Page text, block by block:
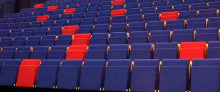
agenda
theater
sport
grand café
zakelijk